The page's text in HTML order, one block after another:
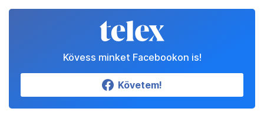
Kövess minket Facebookon is!
Követem!